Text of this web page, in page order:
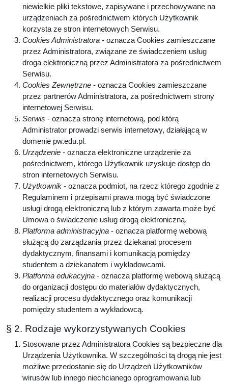
niewielkie pliki tekstowe, zapisywane i przechowywane na
urządzeniach za pośrednictwem których Użytkownik
korzysta ze stron internetowych Serwisu.
Cookies Administratora - oznacza Cookies zamieszczane
przez Administratora, związane ze świadczeniem usług
droga elektroniczną przez Administratora za pośrednictwem
Serwisu.
Cookies Zewnętrzne - oznacza Cookies zamieszczane
przez partnerów Administratora, za pośrednictwem strony
internetowej Serwisu.
Serwis - oznacza stronę internetową, pod którą
Administrator prowadzi serwis internetowy, działającą w
domenie pw.edu.pl.
Urządzenie - oznacza elektroniczne urządzenie za
pośrednictwem, którego Użytkownik uzyskuje dostęp do
stron internetowych Serwisu.
Użytkownik - oznacza podmiot, na rzecz którego zgodnie z
Regulaminem i przepisami prawa mogą być świadczone
usługi drogą elektroniczną lub z którym zawarta może być
Umowa o świadczenie usług drogą elektroniczną.
Platforma administracyjna - oznacza platformę webową
służącą do zarządzania przez dziekanat procesem
dydaktycznym, finansami i komunikacją pomiędzy
studentem a dziekanatem i wykładowcami.
Platforma edukacyjna - oznacza platformę webową służącą
do organizacji dostępu do materiałów dydaktycznych,
realizacji procesu dydaktycznego oraz komunikacji
pomiędzy studentem a wykładowcą.
§ 2. Rodzaje wykorzystywanych Cookies
Stosowane przez Administratora Cookies są bezpieczne dla
Urządzenia Użytkownika. W szczególności tą drogą nie jest
możliwe przedostanie się do Urządzeń Użytkowników
wirusów lub innego niechcianego oprogramowania lub